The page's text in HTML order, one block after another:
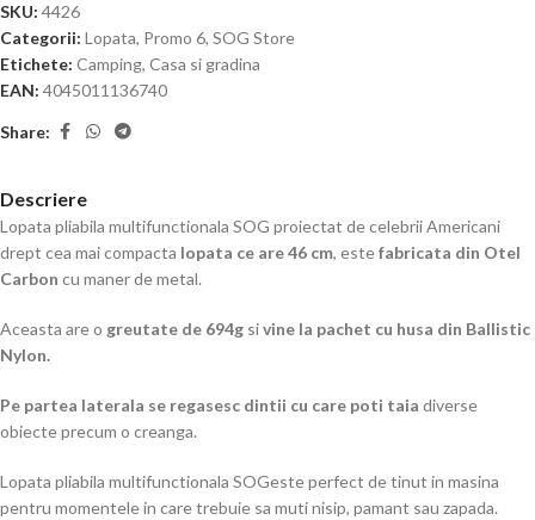
SKU: 4426
Categorii: Lopata, Promo 6, SOG Store
Etichete: Camping, Casa si gradina
EAN: 4045011136740
Share:
Descriere
Lopata pliabila multifunctionala SOG proiectat de celebrii Americani
drept cea mai compacta lopata ce are 46 cm, estefabricata din Otel
Carbon cu maner de metal.
Aceasta are o greutate de 694g sivine la pachet cu husa din Ballistic
Nylon.
Pe partea laterala se regasesc dintii cu care poti taia diverse
obiecte precum o creanga.
Lopata pliabila multifunctionala SOGeste perfect de tinut in masina
pentru momentele in care trebuie sa muti nisip, pamant sau zapada.